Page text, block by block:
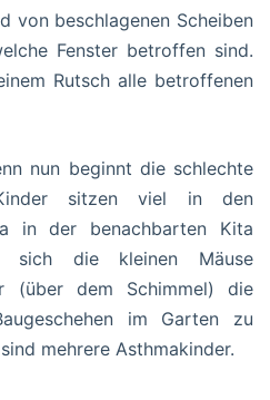
von beschlagenen Scheiben
Fenster betroffen sind.
Rutsch alle betroffenen
nun beginnt die schlechte
sitzen viel in den
in der benachbarten Kita
sich die kleinen Mäuse
(über dem Schimmel) die
im Garten zu
mehrere Asthmakinder.